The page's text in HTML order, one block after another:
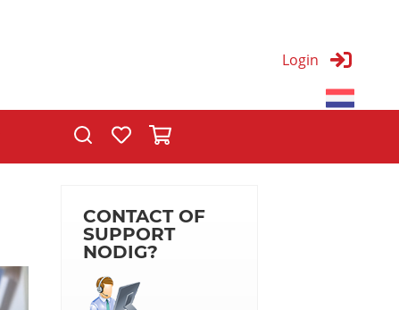
Login
CONTACT OF
SUPPORT
NODIG?